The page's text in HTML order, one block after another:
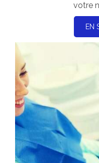
votre
EN